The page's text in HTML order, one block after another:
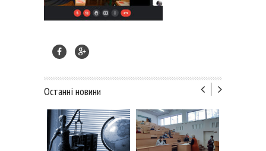
Останні новини